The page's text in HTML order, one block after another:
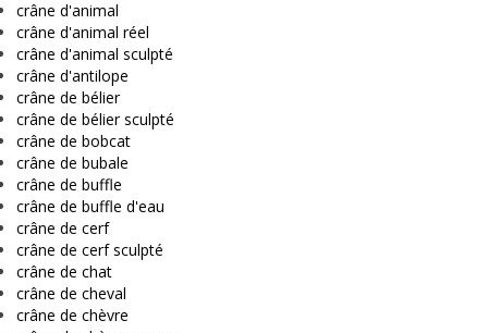
crâne d'animal
crâne d'animal réel
crâne d'animal sculpté
crâne d'antilope
crâne de bélier
crâne de bélier sculpté
crâne de bobcat
crâne de bubale
crâne de buffle
crâne de buffle d'eau
crâne de cerf
crâne de cerf sculpté
crâne de chat
crâne de cheval
crâne de chèvre